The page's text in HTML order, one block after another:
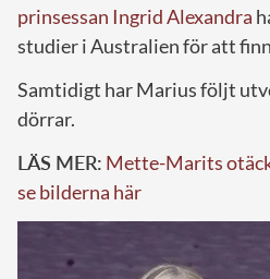
prinsessan Ingrid Alexandra
studier i Australien för att
Samtidigt har Marius följt
dörrar.
LÄS MER: Mette-Marits
se bilderna här